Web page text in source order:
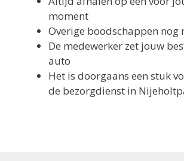
moment
Overige boodschappen nog
De medewerker zet jouw
auto
Het is doorgaans een stuk
de bezorgdienst in